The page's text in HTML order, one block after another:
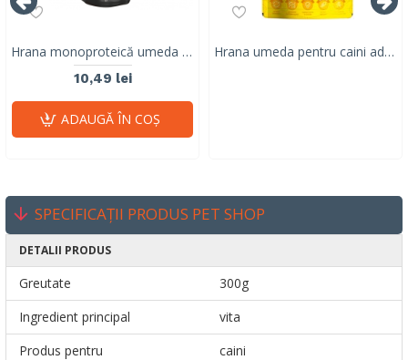
Hrana monoproteică umeda pentru caini adulti Piper Pure, pui & orez brun, 150g
10,49 lei
ADAUGĂ ÎN COŞ
Hrana umeda pentru caini adulti, CHARLI, pui, 100 G
SPECIFICAȚII PRODUS PET SHOP
DETALII PRODUS
Greutate
300g
Ingredient principal
vita
Produs pentru
caini